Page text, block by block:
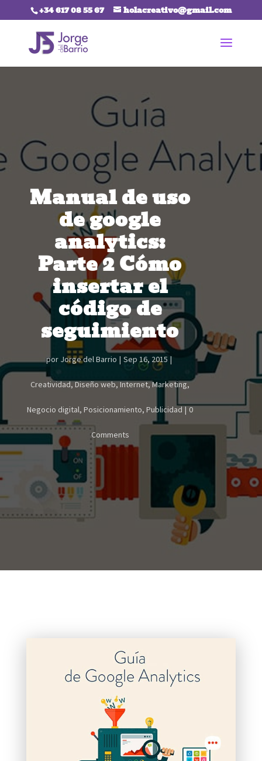
+34 617 08 55 67 holacreativo@gmail.com
Manual de uso
de google
analytics:
Parte 2 Cómo
insertar el
código de
seguimiento
por Jorge del Barrio Sep 16, 2015
Creatividad,Diseño web,Internet,Marketing,
Negocio digital,Posicionamiento,Publicidad 0
Comments